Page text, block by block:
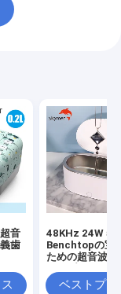
音
歯
48KHz 24W
Benchtopの宝
ための超音波ガ
ベストプラ